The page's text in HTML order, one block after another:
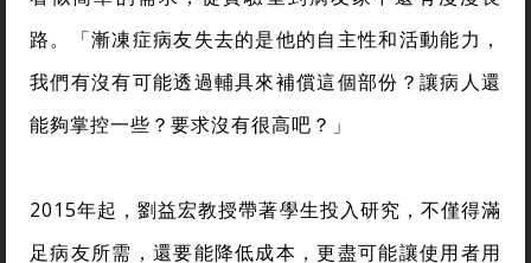
路。「漸凍症病友失去的是他的自主性和活動能力，
我們有沒有可能透過輔具來補償這個部份？讓病人還
能夠掌控一些？要求沒有很高吧？」
2015年起，劉益宏教授帶著學生投入研究，不僅得滿
足病友所需，還要能降低成本，更盡可能讓使用者用